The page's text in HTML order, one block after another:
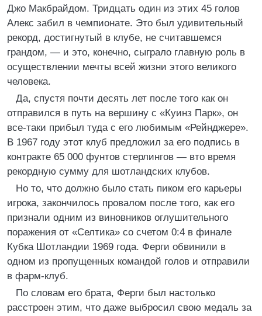
Джо Макбрайдом. Тридцать один из этих 45 голов
Алекс забил в чемпионате. Это был удивительный
рекорд, достигнутый в клубе, не считавшемся
грандом, — и это, конечно, сыграло главную роль в
осуществлении мечты всей жизни этого великого
человека.
Да, спустя почти десять лет после того как он
отправился в путь на вершину с «Куинз Парк», он
все-таки прибыл туда с его любимым «Рейнджере».
В 1967 году этот клуб предложил за его подпись в
контракте 65 000 фунтов стерлингов — вто время
рекордную сумму для шотландских клубов.
Но то, что должно было стать пиком его карьеры
игрока, закончилось провалом после того, как его
признали одним из виновников оглушительного
поражения от «Селтика» со счетом 0:4 в финале
Кубка Шотландии 1969 года. Ферги обвинили в
одном из пропущенных командой голов и отправили
в фарм-клуб.
По словам его брата, Ферги был настолько
расстроен этим, что даже выбросил свою медаль за